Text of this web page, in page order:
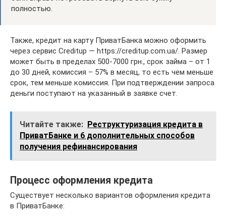
полностью.
Также, кредит на карту ПриватБанка можно оформить
через сервис Creditup — https://creditup.com.ua/. Размер
может быть в пределах 500-7000 грн., срок займа – от 1
до 30 дней, комиссия – 57% в месяц, то есть чем меньше
срок, тем меньше комиссия. При подтверждении запроса
деньги поступают на указанный в заявке счет.
Читайте также: Реструктуризация кредита в
ПриватБанке и 6 дополнительных способов
получения рефинансирования
Процесс оформления кредита
Существует несколько вариантов оформления кредита
в ПриватБанке: